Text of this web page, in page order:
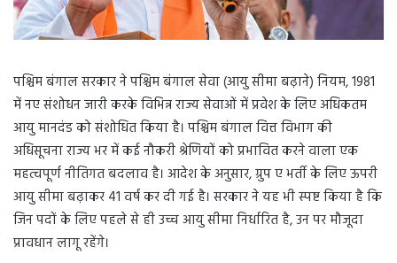
पश्चिम बंगाल सरकार ने पश्चिम बंगाल सेवा (आयु सीमा बढ़ाने) नियम, 1981
में नए संशोधन जारी करके विभिन्न राज्य सेवाओं में प्रवेश के लिए अधिकतम
आयु मानदंड को संशोधित किया है। पश्चिम बंगाल वित्त विभाग की
अधिसूचना राज्य भर में कई नौकरी श्रेणियों को प्रभावित करने वाला एक
महत्वपूर्ण नीतिगत बदलाव है। आदेश के अनुसार, ग्रुप ए भर्ती के लिए ऊपरी
आयु सीमा बढ़ाकर 41 वर्ष कर दी गई है। सरकार ने यह भी स्पष्ट किया है कि
जिन पदों के लिए पहले से ही उच्च आयु सीमा निर्धारित है, उन पर मौजूदा
प्रावधान लागू रहेंगे।